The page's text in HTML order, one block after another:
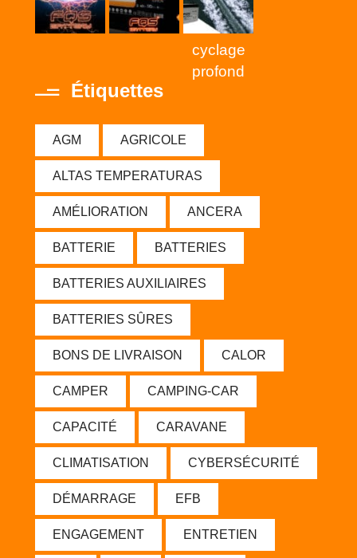
cyclage
profond
Étiquettes
AGM AGRICOLE
ALTAS TEMPERATURAS
AMÉLIORATION ANCERA
BATTERIE BATTERIES
BATTERIES AUXILIAIRES
BATTERIES SÛRES
BONS DE LIVRAISON CALOR
CAMPER CAMPING-CAR
CAPACITÉ CARAVANE
CLIMATISATION CYBERSÉCURITÉ
DÉMARRAGE EFB
ENGAGEMENT ENTRETIEN